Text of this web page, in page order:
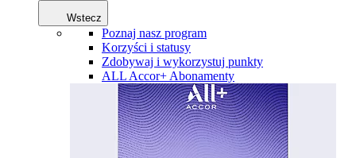
Wstecz
Poznaj nasz program
Korzyści i statusy
Zdobywaj i wykorzystuj punkty
ALL Accor+ Abonamenty